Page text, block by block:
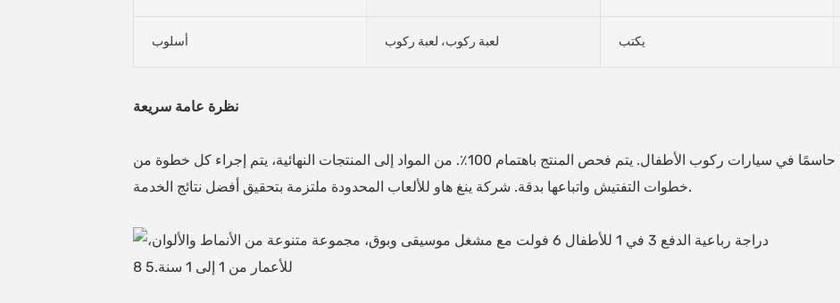
أسلوب لعبة ركوب، لعبة ركوب يكتب
نظرة عامة سريعة
يلعب التصميم الاحترافي والمعقول دورًا حاسمًا في سيارات ركوب الأطفال. يتم فحص المنتج باهتمام 100٪. من المواد إلى المنتجات النهائية، يتم إجراء كل خطوة من
خطوات التفتيش واتباعها بدقة. شركة ينغ هاو للألعاب المحدودة ملتزمة بتحقيق أفضل نتائج الخدمة.